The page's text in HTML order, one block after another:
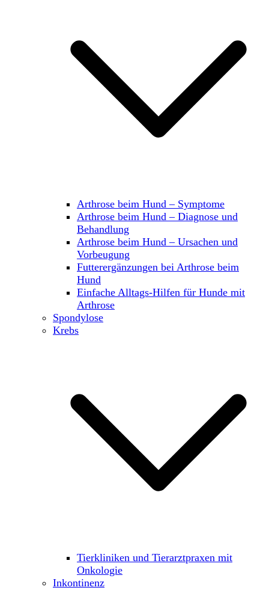
Arthrose beim Hund – Symptome
Arthrose beim Hund – Diagnose und
Behandlung
Arthrose beim Hund – Ursachen und
Vorbeugung
Futterergänzungen bei Arthrose beim
Hund
Einfache Alltags-Hilfen für Hunde mit
Arthrose
Spondylose
Krebs
Tierkliniken und Tierarztpraxen mit
Onkologie
Inkontinenz